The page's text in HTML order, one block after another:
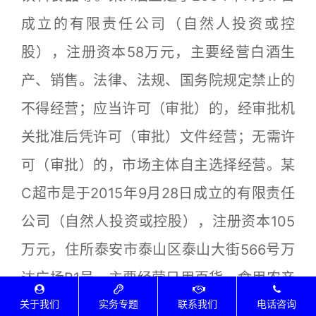
成立的有限责任公司（自然人投资或控
股），注册资本58万元，主要经营白酒生
产、销售。法律、法规、国务院规定禁止的
不得经营；应当许可（审批）的，经审批机
关批准后凭许可（审批）文件经营；无需许
可（审批）的，市场主体自主选择经营。某
C超市是于2015年9月28日成立的有限责任
公司（自然人投资或控股），注册资本105
万元，住所泰安市泰山区泰山大街566号万
达广场B1号，主要经营日用百货、食用农产
品、水产品批发、零售等。
关于我们 实务专题 联系我们 电话咨询